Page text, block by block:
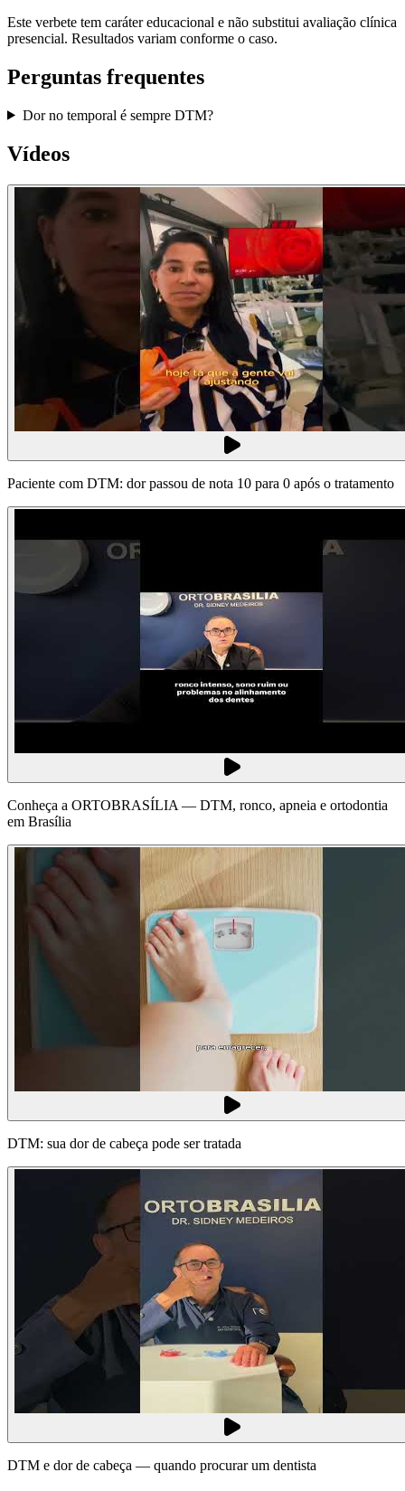
Este verbete tem caráter educacional e não substitui avaliação clínica
presencial. Resultados variam conforme o caso.
Perguntas frequentes
Dor no temporal é sempre DTM?
Vídeos
Paciente com DTM: dor passou de nota 10 para 0 após o tratamento
Conheça a ORTOBRASÍLIA — DTM, ronco, apneia e ortodontia
em Brasília
DTM: sua dor de cabeça pode ser tratada
DTM e dor de cabeça — quando procurar um dentista